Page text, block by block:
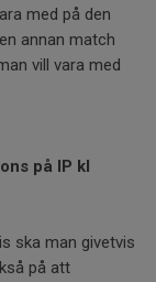
med på den
annan match
vill vara med
på IP kl
ska man givetvis
på att